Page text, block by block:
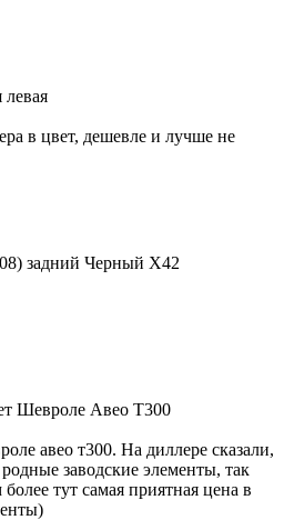
в цвет, дешевле и лучше не
задний Черный X42
Шевроле Авео Т300
авео т300. На диллере сказали,
заводские элементы, так
тут самая приятная цена в